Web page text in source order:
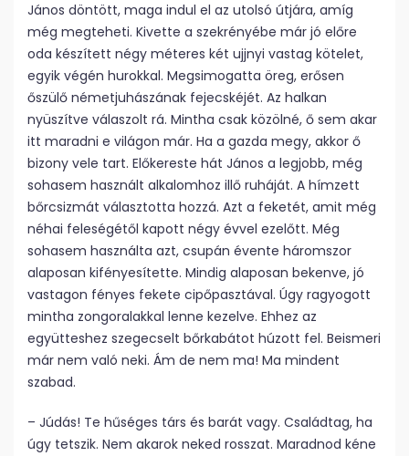
János döntött, maga indul el az utolsó útjára, amíg
még megteheti. Kivette a szekrényébe már jó előre
oda készített négy méteres két ujjnyi vastag kötelet,
egyik végén hurokkal. Megsimogatta öreg, erősen
őszülő németjuhászának fejecskéjét. Az halkan
nyüszítve válaszolt rá. Mintha csak közölné, ő sem akar
itt maradni e világon már. Ha a gazda megy, akkor ő
bizony vele tart. Előkereste hát János a legjobb, még
sohasem használt alkalomhoz illő ruháját. A hímzett
bőrcsizmát választotta hozzá. Azt a feketét, amit még
néhai feleségétől kapott négy évvel ezelőtt. Még
sohasem használta azt, csupán évente háromszor
alaposan kifényesítette. Mindig alaposan bekenve, jó
vastagon fényes fekete cipőpasztával. Úgy ragyogott
mintha zongoralakkal lenne kezelve. Ehhez az
együtteshez szegecselt bőrkabátot húzott fel. Beismeri
már nem való neki. Ám de nem ma! Ma mindent
szabad.
– Júdás! Te hűséges társ és barát vagy. Családtag, ha
úgy tetszik. Nem akarok neked rosszat. Maradnod kéne